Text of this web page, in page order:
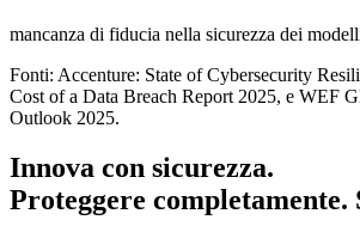
mancanza di fiducia nella sicurezza dei
Fonti: Accenture: State of Cybersecurity
Cost of a Data Breach Report 2025, e WEF
Outlook 2025.
Innova con sicurezza.
Proteggere completamente.